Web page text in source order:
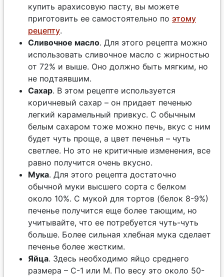
купить арахисовую пасту, вы можете
приготовить ее самостоятельно по этому
рецепту.
Сливочное масло. Для этого рецепта можно
использовать сливочное масло с жирностью
от 72% и выше. Оно должно быть мягким, но
не подтаявшим.
Сахар. В этом рецепте используется
коричневый сахар – он придает печенью
легкий карамельный привкус. С обычным
белым сахаром тоже можно печь, вкус с ним
будет чуть проще, а цвет печенья – чуть
светлее. Но это не критичные изменения, все
равно получится очень вкусно.
Мука. Для этого рецепта достаточно
обычной муки высшего сорта с белком
около 10%. С мукой для тортов (белок 8-9%)
печенье получится еще более тающим, но
учитывайте, что ее потребуется чуть-чуть
больше. Более сильная хлебная мука сделает
печенье более жестким.
Яйца. Здесь необходимо яйцо среднего
размера – С-1 или М. По весу это около 50-